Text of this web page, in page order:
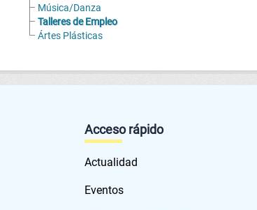
Música/Danza
Talleres de Empleo
Ártes Plásticas
Acceso rápido
Actualidad
Eventos